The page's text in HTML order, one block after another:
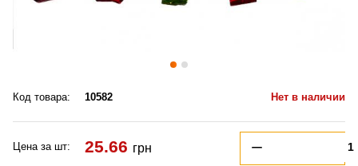
Код товара: 10582 Нет в наличии
Цена за шт: 25.66 грн